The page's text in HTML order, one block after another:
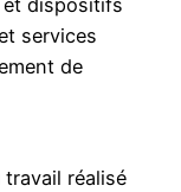
services
de
réalisé